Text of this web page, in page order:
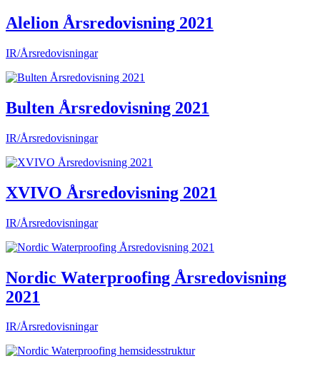
Alelion Årsredovisning 2021
IR/Årsredovisningar
Bulten Årsredovisning 2021
IR/Årsredovisningar
XVIVO Årsredovisning 2021
IR/Årsredovisningar
Nordic Waterproofing Årsredovisning
2021
IR/Årsredovisningar